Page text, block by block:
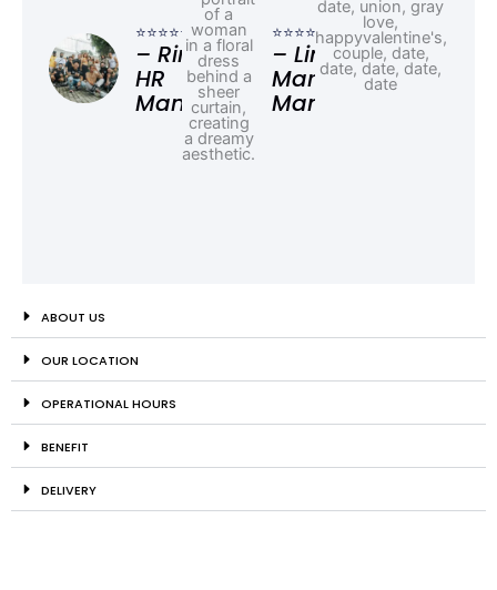
⭐⭐⭐⭐⭐
– Rina,
HR
Manager
⭐⭐⭐⭐⭐
– Linda,
Marketing
Manager
ABOUT US
OUR LOCATION
OPERATIONAL HOURS
BENEFIT
DELIVERY